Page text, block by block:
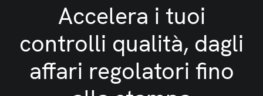
Accelera i tuoi
controlli qualità, dagli
affari regolatori fino